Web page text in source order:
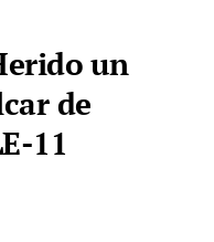
un
de
11